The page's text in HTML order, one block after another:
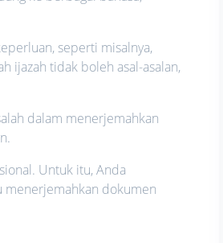
seperti misalnya,
ijazah tidak boleh asal-asalan,
dalam menerjemahkan
Untuk itu, Anda
menerjemahkan dokumen